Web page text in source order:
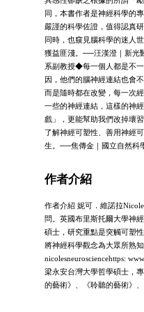
同，本書作者是神經科學的
嚴謹的科學佐證，值得認真
同時，也窺見腦科學的迷人
獲益匪淺。──汪漢澄｜新光
系副教授◆每一個人都是不
因，他們的腦神經連結也會
而是隨時都在改變，每一次
一些的神經連結，這樣的神
戲」，更能幫助我們改掉壞
了解神經可塑性、善用神經
生。──焦傳金｜國立自然科
作者介紹
作者介紹 妮可．維諾拉
問。英國布里斯托爾大學神
碩士，研究重點是突觸可塑
將神經科學觀念為大眾所熟
nicolesneurosciencehttps:
梁永安台灣大學哲學碩士，
的藝術》、《聆聽的藝術》